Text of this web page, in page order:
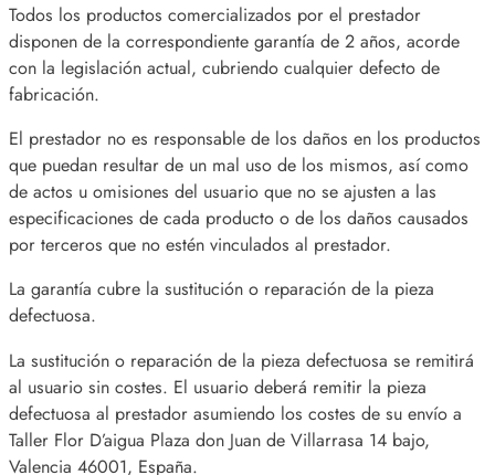
Todos los productos comercializados por el prestador
disponen de la correspondiente garantía de 2 años, acorde
con la legislación actual, cubriendo cualquier defecto de
fabricación.
El prestador no es responsable de los daños en los productos
que puedan resultar de un mal uso de los mismos, así como
de actos u omisiones del usuario que no se ajusten a las
especificaciones de cada producto o de los daños causados
por terceros que no estén vinculados al prestador.
La garantía cubre la sustitución o reparación de la pieza
defectuosa.
La sustitución o reparación de la pieza defectuosa se remitirá
al usuario sin costes. El usuario deberá remitir la pieza
defectuosa al prestador asumiendo los costes de su envío a
Taller Flor D’aigua Plaza don Juan de Villarrasa 14 bajo,
Valencia 46001, España.